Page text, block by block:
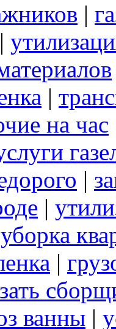
|
|
|
на час
|
|
уборка
|
ванны |